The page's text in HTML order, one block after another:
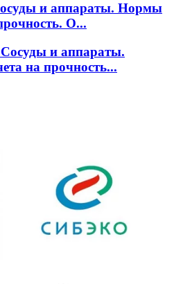
и аппараты. Нормы
О...
Сосуды и аппараты.
на прочность...